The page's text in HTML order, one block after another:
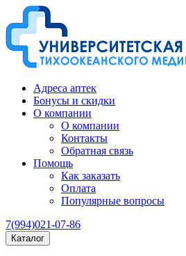
Адреса аптек
Бонусы и скидки
О компании
О компании
Контакты
Обратная связь
Помощь
Как заказать
Оплата
Популярные вопросы
7(994)021-07-86
Каталог